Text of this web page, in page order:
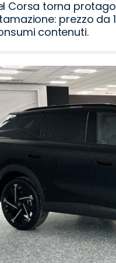
Corsa torna
prezzo da
contenuti.